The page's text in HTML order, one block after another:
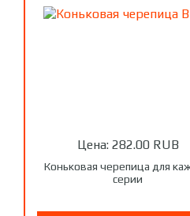
Цена: 282.00 RUB
Коньковая черепица для
серии